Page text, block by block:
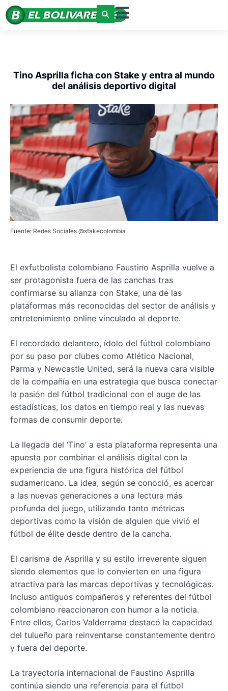
Tino Asprilla ficha con Stake y entra al mundo
del análisis deportivo digital
Fuente: Redes Sociales @stakecolombia
El exfutbolista colombiano Faustino Asprilla vuelve a
ser protagonista fuera de las canchas tras
confirmarse su alianza con Stake, una de las
plataformas más reconocidas del sector de análisis y
entretenimiento online vinculado al deporte.
El recordado delantero, ídolo del fútbol colombiano
por su paso por clubes como Atlético Nacional,
Parma y Newcastle United, será la nueva cara visible
de la compañía en una estrategia que busca conectar
la pasión del fútbol tradicional con el auge de las
estadísticas, los datos en tiempo real y las nuevas
formas de consumir deporte.
La llegada del ‘Tino’ a esta plataforma representa una
apuesta por combinar el análisis digital con la
experiencia de una figura histórica del fútbol
sudamericano. La idea, según se conoció, es acercar
a las nuevas generaciones a una lectura más
profunda del juego, utilizando tanto métricas
deportivas como la visión de alguien que vivió el
fútbol de élite desde dentro de la cancha.
El carisma de Asprilla y su estilo irreverente siguen
siendo elementos que lo convierten en una figura
atractiva para las marcas deportivas y tecnológicas.
Incluso antiguos compañeros y referentes del fútbol
colombiano reaccionaron con humor a la noticia.
Entre ellos, Carlos Valderrama destacó la capacidad
del tulueño para reinventarse constantemente dentro
y fuera del deporte.
La trayectoria internacional de Faustino Asprilla
continúa siendo una referencia para el fútbol